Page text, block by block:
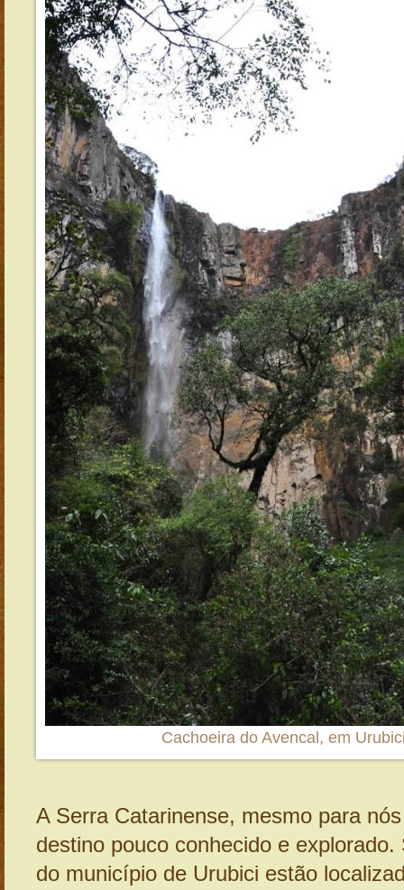
Cachoeira do Avencal, em
A Serra Catarinense, mesmo para
destino pouco conhecido e explorado.
do município de Urubici estão